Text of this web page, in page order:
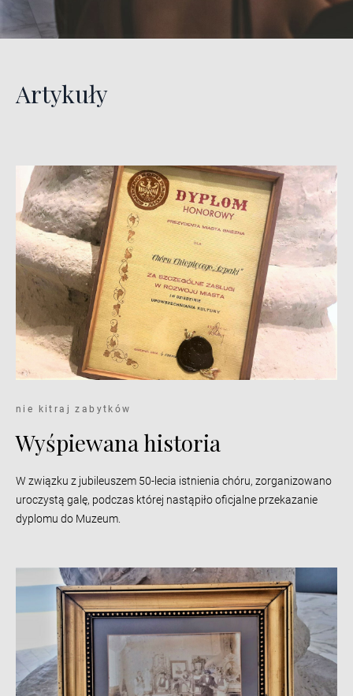
Artykuły
nie kitraj zabytków
Wyśpiewana historia
W związku z jubileuszem 50-lecia istnienia chóru, zorganizowano
uroczystą galę, podczas której nastąpiło oficjalne przekazanie
dyplomu do Muzeum.